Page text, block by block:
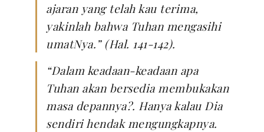
ajaran yang telah kau terima,
yakinlah bahwa Tuhan mengasihi
umatNya.” (Hal. 141-142).
“Dalam keadaan-keadaan apa
Tuhan akan bersedia membukakan
masa depannya?. Hanya kalau Dia
sendiri hendak mengungkapnya.